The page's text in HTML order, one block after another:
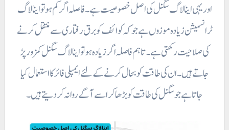
اور یہی اینالاگ سگنل کی اصل خصوصیت ہے۔ فاصلہ اگر کم ہو تو اینالاگ
ٹرانسمیشن زیادہ موزوں ہے جو کہ کوائف کو برق رفتاری سے منتقل کرنے
کی صلاحیت رکھتی ہے۔ تاہم فاصلہ اگر زیادہ ہو تو اینالاگ سگنل کمزور پڑ
جاتے ہیں۔ ان کی طاقت کو بحال کرنے کے لئے ایمپلی فائر کا استعمال کیا
جاتا ہے جو سگنل کی طاقت کو بڑھا کر اسے آگے روانہ کر دیتے ہیں۔